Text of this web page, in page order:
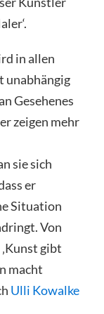
in allen
unabhängig
Gesehenes
zeigen mehr
sie sich
er
Situation
Von
gibt
macht
Ulli Kowalke